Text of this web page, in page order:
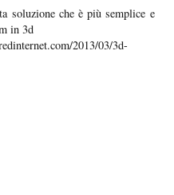
soluzione che è più semplice e
in 3d
2013/03/3d-